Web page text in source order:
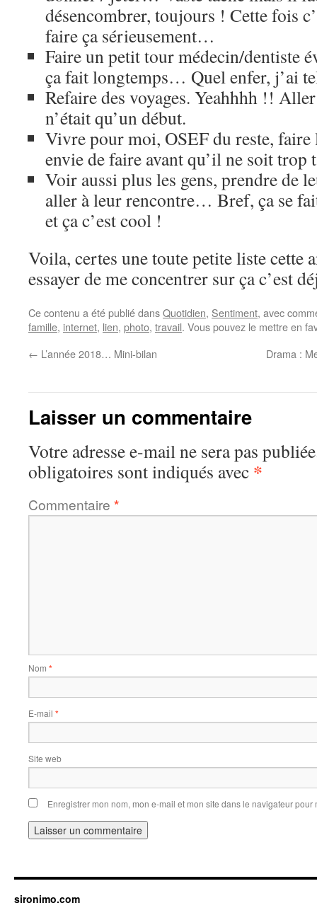
désencombrer, toujours ! Cette fois
faire ça sérieusement…
Faire un petit tour médecin/dentiste
ça fait longtemps… Quel enfer, j’ai
Refaire des voyages. Yeahhhh !!
n’était qu’un début.
Vivre pour moi, OSEF du reste, faire
envie de faire avant qu’il ne soit
Voir aussi plus les gens, prendre de
aller à leur rencontre… Bref, ça se
et ça c’est cool !
Voila, certes une toute petite liste cette
essayer de me concentrer sur ça c’est
Ce contenu a été publié dansQuotidien, Sentiment, avec
famille, internet, lien, photo, travail. Vous pouvez le mettre en
← L’année 2018… Mini-bilan Drama :
Laisser un commentaire
Votre adresse e-mail ne sera pas
obligatoires sont indiqués avec *
Commentaire *
Nom *
E-mail *
Site web
Enregistrer mon nom, mon e-mail et mon site dans le navigateur
sironimo.com